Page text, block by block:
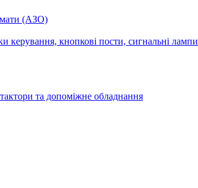
(АЗО)
керування, кнопкові пости, сигнальні лампи
та допоміжне обладнання